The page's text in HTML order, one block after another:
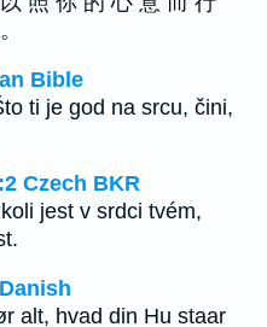
Bible
ti je god na srcu, čini,
Czech BKR
jest v srdci tvém,
alt, hvad din Hu staar